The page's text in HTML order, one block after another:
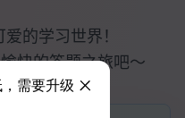
需要升级